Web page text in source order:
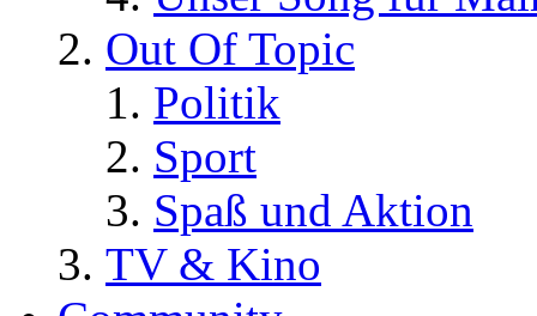
Out Of Topic
Politik
Sport
Spaß und Aktion
TV & Kino